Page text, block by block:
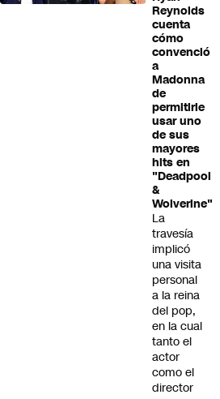
Reynolds
cuenta
cómo
convenció
a
Madonna
de
permitirle
usar uno
de sus
mayores
hits en
"Deadpool
&
Wolverine"
La
travesía
implicó
una visita
personal
a la reina
del pop,
en la cual
tanto el
actor
como el
director